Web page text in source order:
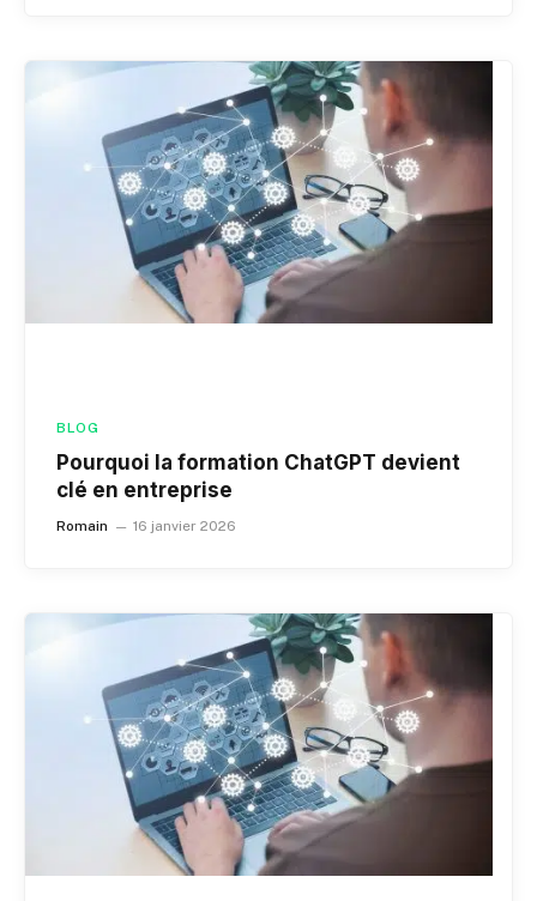
BLOG
Pourquoi la formation ChatGPT devient
clé en entreprise
Romain 16 janvier 2026